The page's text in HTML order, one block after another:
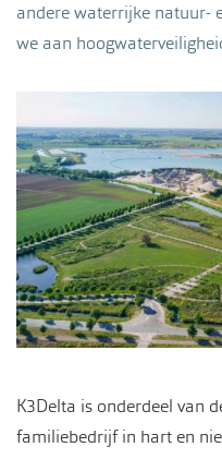
andere waterrijke natuur-
we aan
K3Delta is onderdeel van
familiebedrijf in hart en